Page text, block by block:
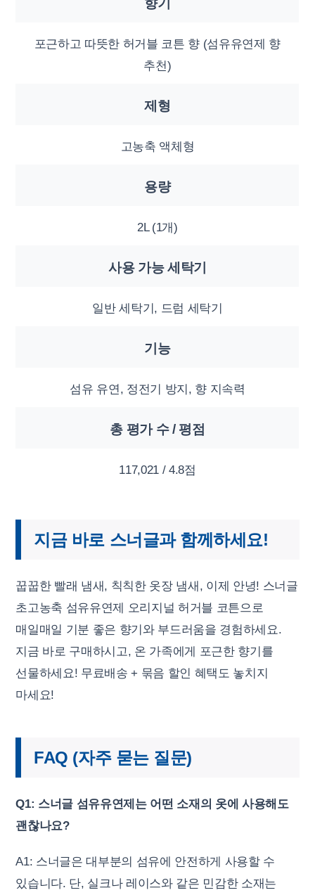
향기
포근하고 따뜻한 허거블 코튼 향 (섬유유연제 향
추천)
제형
고농축 액체형
용량
2L (1개)
사용 가능 세탁기
일반 세탁기, 드럼 세탁기
기능
섬유 유연, 정전기 방지, 향 지속력
총 평가 수 / 평점
117,021 / 4.8점
지금 바로 스너글과 함께하세요!
꿉꿉한 빨래 냄새, 칙칙한 옷장 냄새, 이제 안녕! 스너글
초고농축 섬유유연제 오리지널 허거블 코튼으로
매일매일 기분 좋은 향기와 부드러움을 경험하세요.
지금 바로 구매하시고, 온 가족에게 포근한 향기를
선물하세요! 무료배송 + 묶음 할인 혜택도 놓치지
마세요!
FAQ (자주 묻는 질문)
Q1: 스너글 섬유유연제는 어떤 소재의 옷에 사용해도
괜찮나요?
A1: 스너글은 대부분의 섬유에 안전하게 사용할 수
있습니다. 단, 실크나 레이스와 같은 민감한 소재는